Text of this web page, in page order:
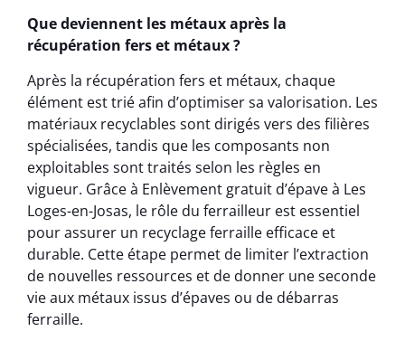
Que deviennent les métaux après la
récupération fers et métaux ?
Après la récupération fers et métaux, chaque
élément est trié afin d’optimiser sa valorisation. Les
matériaux recyclables sont dirigés vers des filières
spécialisées, tandis que les composants non
exploitables sont traités selon les règles en
vigueur. Grâce à Enlèvement gratuit d’épave à Les
Loges-en-Josas, le rôle du ferrailleur est essentiel
pour assurer un recyclage ferraille efficace et
durable. Cette étape permet de limiter l’extraction
de nouvelles ressources et de donner une seconde
vie aux métaux issus d’épaves ou de débarras
ferraille.